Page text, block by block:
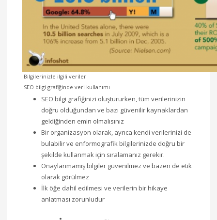
Bilgilerinizle ilgili veriler
SEO bilgi grafiğinde veri kullanımı
SEO bilgi grafiğinizi oluştururken, tüm verilerinizin
doğru olduğundan ve bazı güvenilir kaynaklardan
geldiğinden emin olmalısınız
Bir organizasyon olarak, ayrıca kendi verilerinizi de
bulabilir ve enformografik bilgilerinizde doğru bir
şekilde kullanmak için sıralamanız gerekir.
Onaylanmamış bilgiler güvenilmez ve bazen de etik
olarak görülmez
İlk öğe dahil edilmesi ve verilerin bir hikaye
anlatması zorunludur